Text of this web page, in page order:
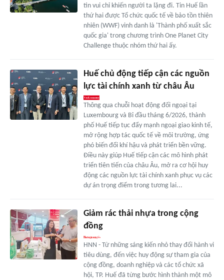
tin vui chỉ khiến người ta lặng đi. Tin Huế lần
thứ hai được Tổ chức quốc tế về bảo tồn thiên
nhiên (WWF) vinh danh là 'Thành phố xuất sắc
quốc gia' trong chương trình One Planet City
Challenge thuộc nhóm thứ hai ấy.
Huế chủ động tiếp cận các nguồn
lực tài chính xanh từ châu Âu
Thông qua chuỗi hoạt động đối ngoại tại
Luxembourg và Bỉ đầu tháng 6/2026, thành
phố Huế tiếp tục đẩy mạnh ngoại giao kinh tế,
mở rộng hợp tác quốc tế về môi trường, ứng
phó biến đổi khí hậu và phát triển bền vững.
Điều này giúp Huế tiếp cận các mô hình phát
triển tiên tiến của châu Âu, mở ra cơ hội huy
động các nguồn lực tài chính xanh phục vụ các
dự án trọng điểm trong tương lai...
Giảm rác thải nhựa trong cộng
đồng
HNN - Từ những sáng kiến nhỏ thay đổi hành vi
tiêu dùng, đến việc huy động sự tham gia của
cộng đồng, doanh nghiệp và các tổ chức xã
hội, TP. Huế đã từng bước hình thành một mô